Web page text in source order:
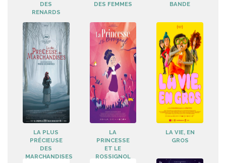
DES
RENARDS
DES FEMMES
BANDE
LA PLUS
PRÉCIEUSE
DES
MARCHANDISES
LA
PRINCESSE
ET LE
ROSSIGNOL
LA VIE, EN
GROS